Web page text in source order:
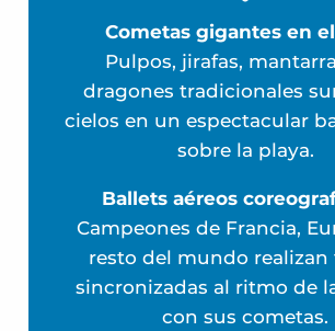
Cometas gigantes en
Pulpos, jirafas,
dragones tradicionales
cielos en un espectacular
sobre la playa.
Ballets aéreos
Campeones de Francia,
resto del mundo realizan
sincronizadas al ritmo de
con sus cometas.